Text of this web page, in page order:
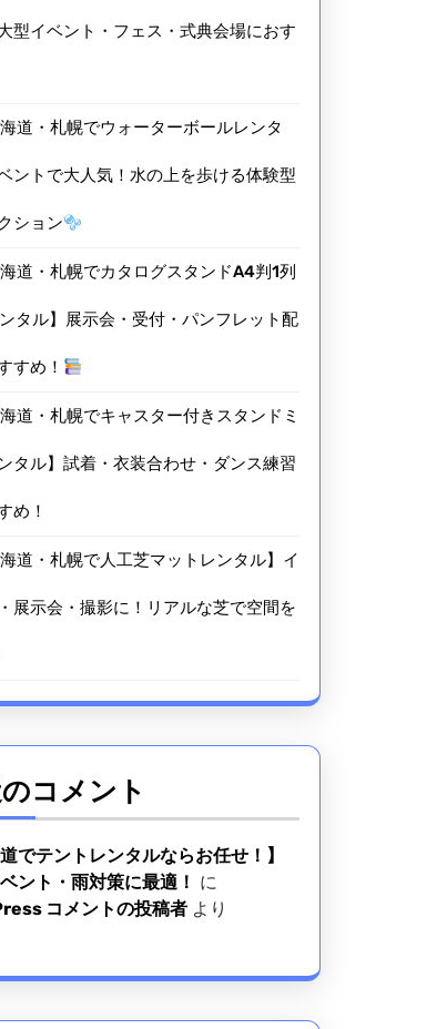
型イベント・フェス・式典会場におす
海道・札幌でウォーターボールレンタ
ントで大人気！水の上を歩ける体験型
ション
海道・札幌でカタログスタンドA4判1列
タル】展示会・受付・パンフレット配
すめ！
海道・札幌でキャスター付きスタンドミ
タル】試着・衣装合わせ・ダンス練習
め！
海道・札幌で人工芝マットレンタル】イ
展示会・撮影に！リアルな芝で空間を
コメント
道でテントレンタルならお任せ！】
ント・雨対策に最適！ に
コメントの投稿者 より